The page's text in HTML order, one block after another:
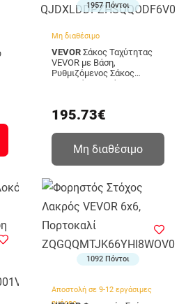
1957 Πόντοι
Μη διαθέσιμο
VEVOR
VEVOR με Βάση,
Ρυθμιζόμενος Σάκος
Πυγμαχίας με Γάντια για
QJDXLDDPZHSQQODF6V0
195.73€
Μη διαθέσιμο
1092 Πόντοι
Αποστολή σε 9-12 εργάσιμες